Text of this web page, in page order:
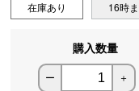
在庫あり 16時
購入数量
ー ＋